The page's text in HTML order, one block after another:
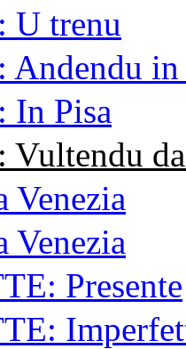
U trenu
Andendu
In Pisa
Vultendu
Venezia
Venezia
Presente